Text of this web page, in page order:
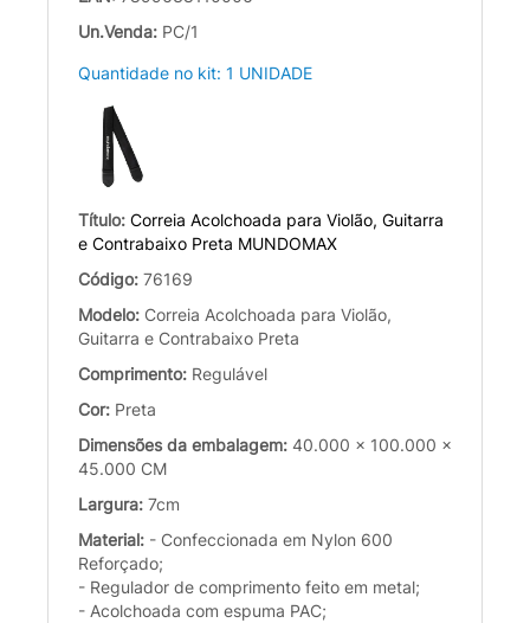
Un.Venda: PC/1
Quantidade no kit: 1 UNIDADE
Título: Correia Acolchoada para Violão, Guitarra
e Contrabaixo Preta MUNDOMAX
Código: 76169
Modelo: Correia Acolchoada para Violão,
Guitarra e Contrabaixo Preta
Comprimento: Regulável
Cor: Preta
Dimensões da embalagem: 40.000 x 100.000 x
45.000 CM
Largura: 7cm
Material: - Confeccionada em Nylon 600
Reforçado;
- Regulador de comprimento feito em metal;
- Acolchoada com espuma PAC;